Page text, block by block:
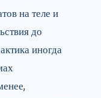
на теле и
до
иногда